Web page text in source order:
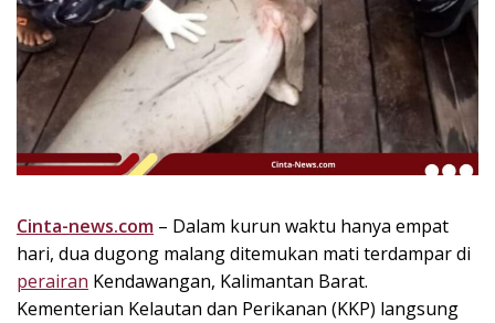
T
e
r
k
i
n
i
,
e
n
u
h
Cinta-news.com – Dalam kurun waktu hanya empat
hari, dua dugong malang ditemukan mati terdampar di
perairan Kendawangan, Kalimantan Barat.
Kementerian Kelautan dan Perikanan (KKP) langsung